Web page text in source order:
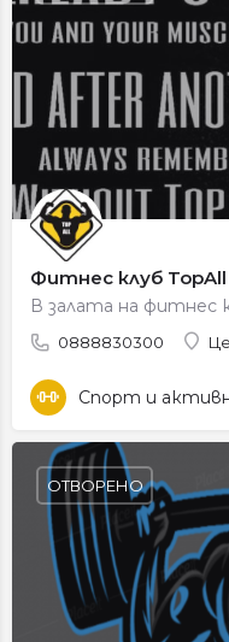
Фитнес клуб TopAll
0888830300
Спорт и
ОТВОРЕНО